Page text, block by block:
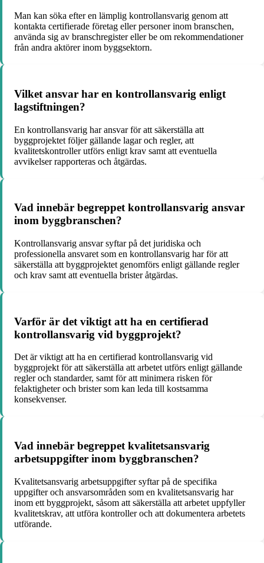
Man kan söka efter en lämplig kontrollansvarig genom att
kontakta certifierade företag eller personer inom branschen,
använda sig av branschregister eller be om rekommendationer
från andra aktörer inom byggsektorn.
Vilket ansvar har en kontrollansvarig enligt
lagstiftningen?
En kontrollansvarig har ansvar för att säkerställa att
byggprojektet följer gällande lagar och regler, att
kvalitetskontroller utförs enligt krav samt att eventuella
avvikelser rapporteras och åtgärdas.
Vad innebär begreppet kontrollansvarig ansvar
inom byggbranschen?
Kontrollansvarig ansvar syftar på det juridiska och
professionella ansvaret som en kontrollansvarig har för att
säkerställa att byggprojektet genomförs enligt gällande regler
och krav samt att eventuella brister åtgärdas.
Varför är det viktigt att ha en certifierad
kontrollansvarig vid byggprojekt?
Det är viktigt att ha en certifierad kontrollansvarig vid
byggprojekt för att säkerställa att arbetet utförs enligt gällande
regler och standarder, samt för att minimera risken för
felaktigheter och brister som kan leda till kostsamma
konsekvenser.
Vad innebär begreppet kvalitetsansvarig
arbetsuppgifter inom byggbranschen?
Kvalitetsansvarig arbetsuppgifter syftar på de specifika
uppgifter och ansvarsområden som en kvalitetsansvarig har
inom ett byggprojekt, såsom att säkerställa att arbetet uppfyller
kvalitetskrav, att utföra kontroller och att dokumentera arbetets
utförande.